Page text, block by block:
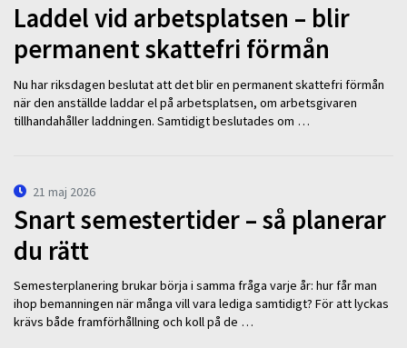
Laddel vid arbetsplatsen – blir
permanent skattefri förmån
Nu har riksdagen beslutat att det blir en permanent skattefri förmån
när den anställde laddar el på arbetsplatsen, om arbetsgivaren
tillhandahåller laddningen. Samtidigt beslutades om …
21 maj 2026
Snart semestertider – så planerar
du rätt
Semesterplanering brukar börja i samma fråga varje år: hur får man
ihop bemanningen när många vill vara lediga samtidigt? För att lyckas
krävs både framförhållning och koll på de …